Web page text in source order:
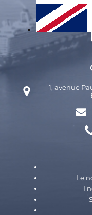
1, avenue
Le
I